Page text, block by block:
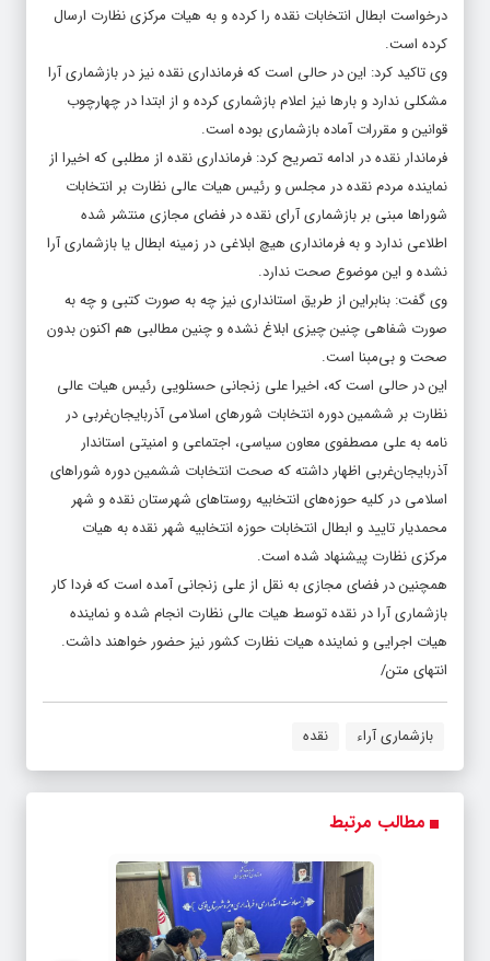
درخواست ابطال انتخابات نقده را کرده و به هیات مرکزی نظارت ارسال
کرده است.
وی تاکید کرد: این در حالی است که فرمانداری نقده نیز در بازشماری آرا
مشکلی ندارد و بارها نیز اعلام بازشماری کرده و از ابتدا در چهارچوب
قوانین و مقررات آماده بازشماری بوده است.
فرماندار نقده در ادامه تصریح کرد: فرمانداری نقده از مطلبی که اخیرا از
نماینده مردم نقده در مجلس و رئیس هیات عالی نظارت بر انتخابات
شوراها مبنی بر بازشماری آرای نقده در فضای مجازی منتشر شده
اطلاعی ندارد و به فرمانداری هیچ ابلاغی در زمینه ابطال یا بازشماری آرا
نشده و این موضوع صحت ندارد.
وی گفت: بنابراین از طریق استانداری نیز چه به صورت کتبی و چه به
صورت شفاهی چنین چیزی ابلاغ نشده و چنین مطالبی هم اکنون بدون
صحت و بی‌مبنا است.
این در حالی است که، اخیرا علی زنجانی حسنلویی رئیس هیات عالی
نظارت بر ششمین دوره انتخابات شورهای اسلامی آذربایجان‌غربی در
نامه به علی مصطفوی معاون سیاسی، اجتماعی و امنیتی استاندار
آذربایجان‌غربی اظهار داشته که صحت انتخابات ششمین دوره شوراهای
اسلامی در کلیه حوزه‌های انتخابیه روستاهای شهرستان نقده و شهر
محمدیار تایید و ابطال انتخابات حوزه انتخابیه شهر نقده به هیات
مرکزی نظارت پیشنهاد شده است.
همچنین در فضای مجازی به نقل از علی زنجانی آمده است که فردا کار
بازشماری آرا در نقده توسط هیات عالی نظارت انجام شده و نماینده
هیات اجرایی و نماینده هیات نظارت کشور نیز حضور خواهند داشت.
انتهای متن/
بازشماری آراء نقده
مطالب مرتبط